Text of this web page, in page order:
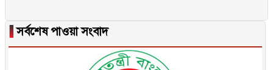
▐সর্বশেষ পাওয়া সংবাদ